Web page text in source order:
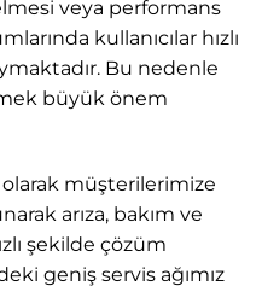
veya performans
kullanıcılar hızlı
Bu nedenle
büyük önem
olarak müşterilerimize
arıza, bakım ve
şekilde çözüm
geniş servis ağımız